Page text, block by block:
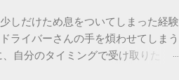
のすべての文字には、いわば「住
ード）を直接指定すれば、確実に呼
入力」 最も汎用性が高く、特別な
しだけため息をついてしまった経験
ライバーさんの手を煩わせてしまう
自分のタイミングで受け取りた